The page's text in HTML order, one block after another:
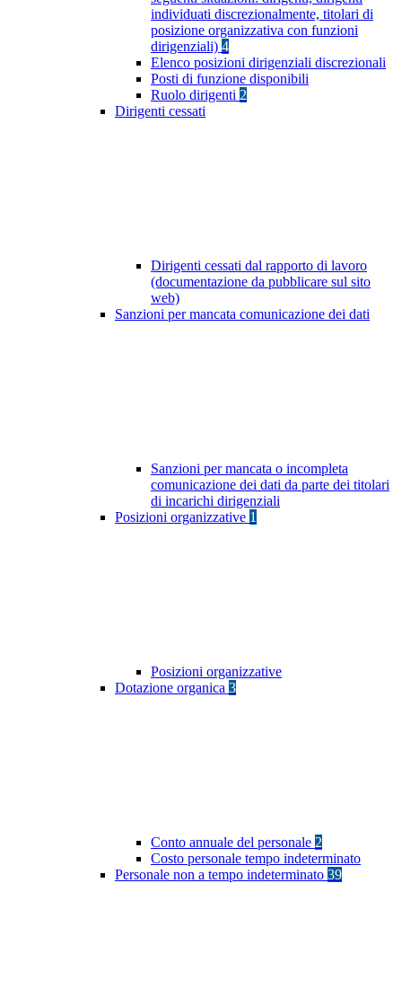
individuati discrezionalmente, titolari di
posizione organizzativa con funzioni
dirigenziali) 4
Elenco posizioni dirigenziali discrezionali
Posti di funzione disponibili
Ruolo dirigenti 2
Dirigenti cessati
Dirigenti cessati dal rapporto di lavoro
(documentazione da pubblicare sul sito
web)
Sanzioni per mancata comunicazione dei dati
Sanzioni per mancata o incompleta
comunicazione dei dati da parte dei titolari
di incarichi dirigenziali
Posizioni organizzative 1
Posizioni organizzative
Dotazione organica 3
Conto annuale del personale 2
Costo personale tempo indeterminato
Personale non a tempo indeterminato 39